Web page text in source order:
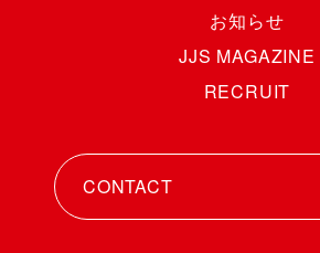
お知らせ
JJS MAGAZINE
RECRUIT
CONTACT